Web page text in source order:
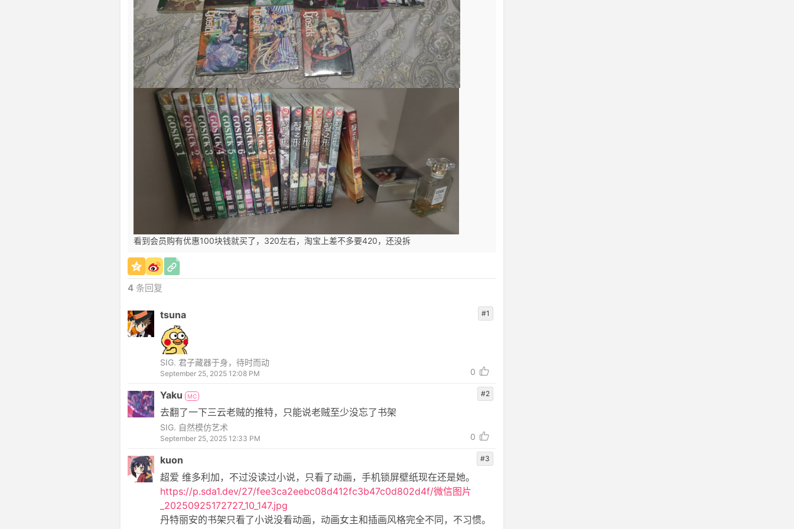
看到会员购有优惠100块钱就买了，320左右，淘宝上差不多要420，还没拆
4 条回复
tsuna
SIG. 君子藏器于身，待时而动
September 25, 2025 12:08 PM
#1
0
Yaku MC
去翻了一下三云老贼的推特，只能说老贼至少没忘了书架
SIG. 自然模仿艺术
September 25, 2025 12:33 PM
#2
0
kuon
超爱 维多利加，不过没读过小说，只看了动画，手机锁屏壁纸现在还是她。
https://p.sda1.dev/27/fee3ca2eebc08d412fc3b47c0d802d4f/微信图片
_20250925172727_10_147.jpg
丹特丽安的书架只看了小说没看动画，动画女主和插画风格完全不同，不习惯。
#3